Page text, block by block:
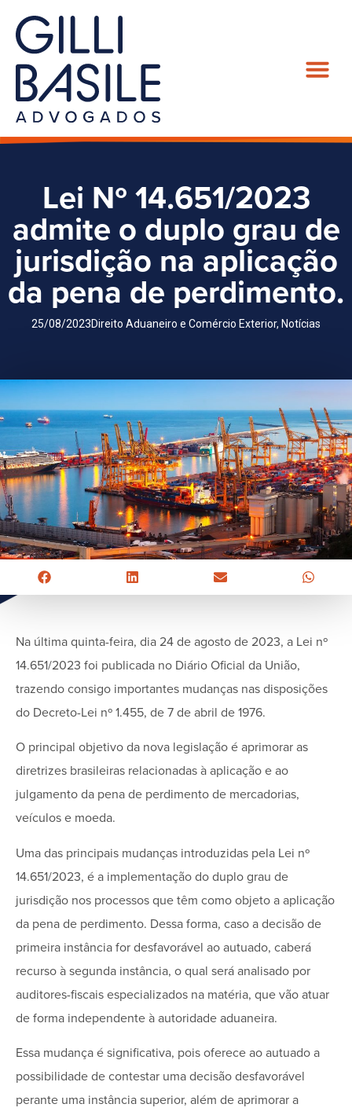
Lei Nº 14.651/2023
admite o duplo grau de
jurisdição na aplicação
da pena de perdimento.
25/08/2023Direito Aduaneiro e Comércio Exterior, Notícias
Na última quinta-feira, dia 24 de agosto de 2023, a Lei nº
14.651/2023 foi publicada no Diário Oficial da União,
trazendo consigo importantes mudanças nas disposições
do Decreto-Lei nº 1.455, de 7 de abril de 1976.
O principal objetivo da nova legislação é aprimorar as
diretrizes brasileiras relacionadas à aplicação e ao
julgamento da pena de perdimento de mercadorias,
veículos e moeda.
Uma das principais mudanças introduzidas pela Lei nº
14.651/2023, é a implementação do duplo grau de
jurisdição nos processos que têm como objeto a aplicação
da pena de perdimento. Dessa forma, caso a decisão de
primeira instância for desfavorável ao autuado, caberá
recurso à segunda instância, o qual será analisado por
auditores-fiscais especializados na matéria, que vão atuar
de forma independente à autoridade aduaneira.
Essa mudança é significativa, pois oferece ao autuado a
possibilidade de contestar uma decisão desfavorável
perante uma instância superior, além de aprimorar a